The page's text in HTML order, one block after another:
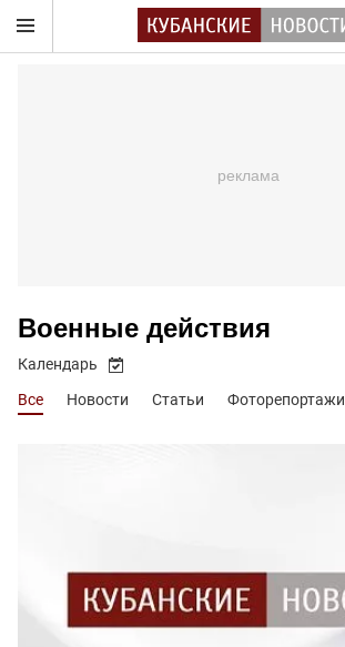
Военные действия
Все Новости Статьи Фоторепортажи
Календарь